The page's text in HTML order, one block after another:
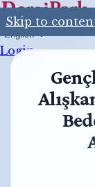
English
Login
Skip to